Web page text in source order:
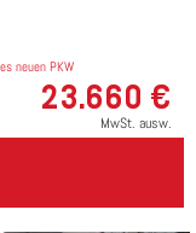
neuen PKW
23.660 €
MwSt. ausw.